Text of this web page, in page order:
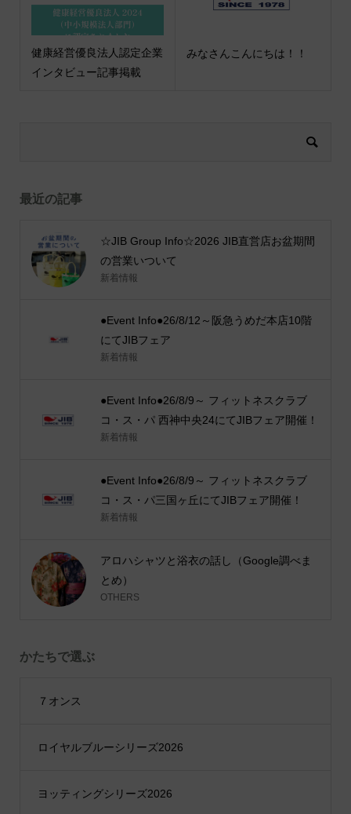
健康経営優良法人認定企業
インタビュー記事掲載
みなさんこんにちは！！
最近の記事
☆JIB Group Info☆2026 JIB直営店お盆期間
の営業いついて
新着情報
●Event Info●26/8/12～阪急うめだ本店10階
にてJIBフェア
新着情報
●Event Info●26/8/9～ フィットネスクラブ
コ・ス・パ 西神中央24にてJIBフェア開催！
新着情報
●Event Info●26/8/9～ フィットネスクラブ
コ・ス・パ三国ヶ丘にてJIBフェア開催！
新着情報
アロハシャツと浴衣の話し（Google調べま
とめ）
OTHERS
かたちで選ぶ
７オンス
ロイヤルブルーシリーズ2026
ヨッティングシリーズ2026